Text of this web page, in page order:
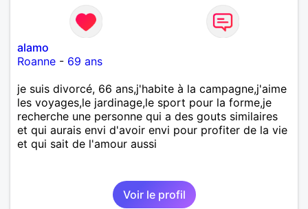
alamo
Roanne - 69 ans
je suis divorcé, 66 ans,j'habite à la campagne,j'aime
les voyages,le jardinage,le sport pour la forme,je
recherche une personne qui a des gouts similaires
et qui aurais envi d'avoir envi pour profiter de la vie
et qui sait de l'amour aussi
Voir le profil